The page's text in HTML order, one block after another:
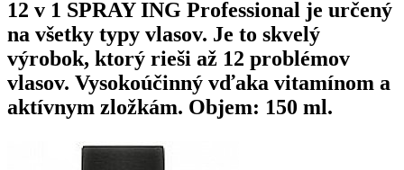
12 v 1 SPRAY ING Professional je určený
na všetky typy vlasov. Je to skvelý
výrobok, ktorý rieši až 12 problémov
vlasov. Vysokoúčinný vďaka vitamínom a
aktívnym zložkám. Objem: 150 ml.